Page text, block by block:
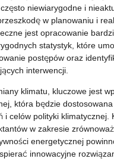
niewiarygodne i
w planowaniu i
jest opracowanie
statystyk, które
postępów oraz
interwencji.
klimatu, kluczowe jest
która będzie
i celów polityki klimatycznej.
w zakresie
energetycznej
innowacyjne